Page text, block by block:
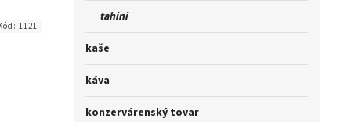
tahini
kaše
káva
konzervárenský tovar
1121